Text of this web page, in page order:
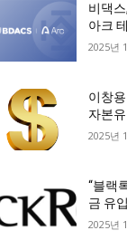
비댁스
아크
2025년
이창
자본
2025년
“블랙
금 유
2025년